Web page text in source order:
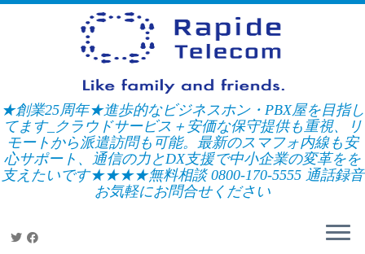
Skip
★創業25周年★進歩的なビジネスホン・PBX屋を目指し
てます_クラウドサービス＋安価な保守提供も重視、リ
モートから派遣訪問も可能。最新のスマフォ内線も安
心サポート、通信の力とDX支援で中小企業の変革をを
支えたいです★★★★無料相談 0800-170-5555 通話録音
お気軽にお問合せください